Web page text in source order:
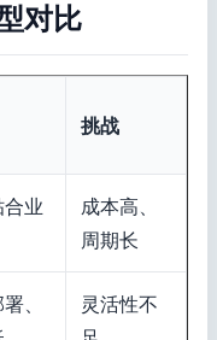
对比
挑战
业
成本高、
周期长
、
灵活性不